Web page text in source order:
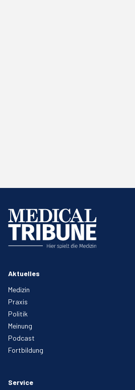
Aktuelles
Medizin
Praxis
Politik
Meinung
Podcast
Fortbildung
Service